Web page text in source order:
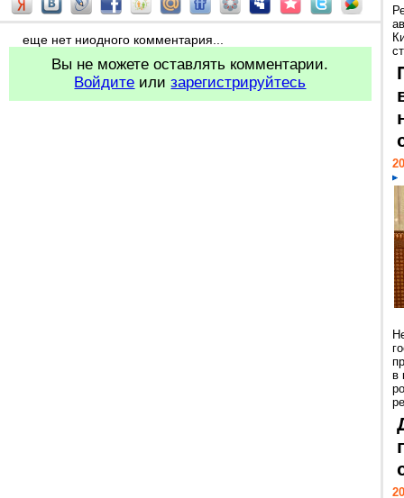
еще нет ниодного комментария...
Вы не можете оставлять комментарии.
Войдите илизарегистрируйтесь
в